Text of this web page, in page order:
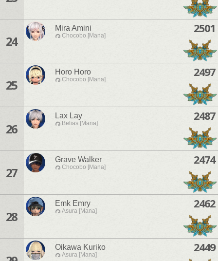
24
Mira Amini
Chocobo [Mana]
2501
25
Horo Horo
Chocobo [Mana]
2497
26
Lax Lay
Belias [Mana]
2487
27
Grave Walker
Chocobo [Mana]
2474
28
Emk Emry
Asura [Mana]
2462
Oikawa Kuriko
Asura [Mana]
2449